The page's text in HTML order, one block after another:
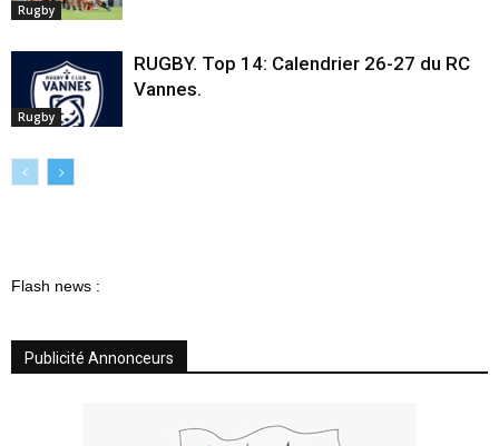
Rugby
Rugby
RUGBY. Top 14: Calendrier 26-27 du RC
Vannes.
Flash news :
Publicité Annonceurs